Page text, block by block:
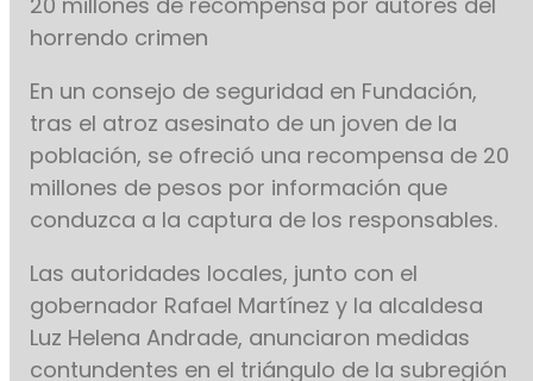
horrendo crimen
En un consejo de seguridad en Fundación,
tras el atroz asesinato de un joven de la
población, se ofreció una recompensa de 20
millones de pesos por información que
conduzca a la captura de los responsables.
Las autoridades locales, junto con el
gobernador Rafael Martínez y la alcaldesa
Luz Helena Andrade, anunciaron medidas
contundentes en el triángulo de la subregión